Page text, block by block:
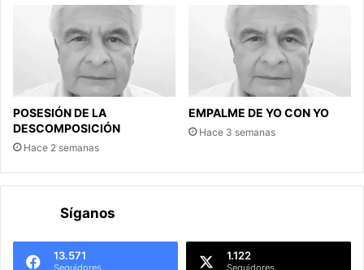
POSESIÓN DE LA
DESCOMPOSICIÓN
Hace 2 semanas
EMPALME DE YO CON YO
Hace 3 semanas
Síganos
13.571
Seguidores
1.122
Seguidores